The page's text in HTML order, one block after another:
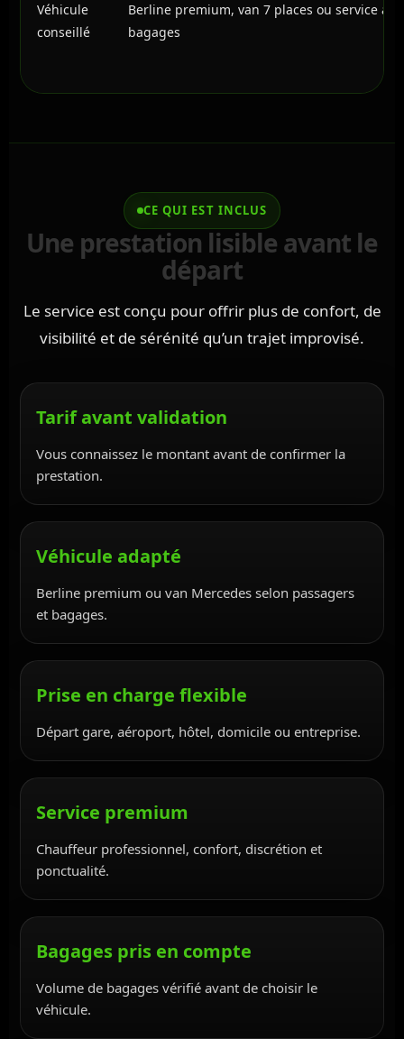
Véhicule
conseillé
Berline premium, van 7 places ou service
bagages
CE QUI EST INCLUS
Une prestation lisible avant le
départ
Le service est conçu pour offrir plus de confort, de
visibilité et de sérénité qu’un trajet improvisé.
Tarif avant validation
Vous connaissez le montant avant de confirmer la
prestation.
Véhicule adapté
Berline premium ou van Mercedes selon passagers
et bagages.
Prise en charge flexible
Départ gare, aéroport, hôtel, domicile ou entreprise.
Service premium
Chauffeur professionnel, confort, discrétion et
ponctualité.
Bagages pris en compte
Volume de bagages vérifié avant de choisir le
véhicule.